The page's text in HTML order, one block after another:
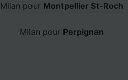
Milan pour Montpellier St-Roch
Milan pour Perpignan